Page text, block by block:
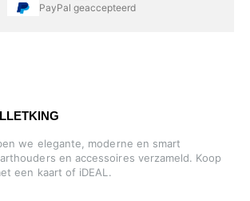
PayPal geaccepteerd
we elegante, moderne en smart
en accessoires verzameld. Koop
een kaart of iDEAL.